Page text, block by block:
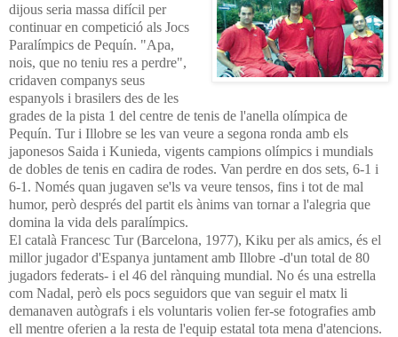
dijous seria massa difícil per
continuar en competició als Jocs
Paralímpics de Pequín. "Apa,
nois, que no teniu res a perdre",
cridaven companys seus
espanyols i brasilers des de les
grades de la pista 1 del centre de tenis de l'anella olímpica de
Pequín. Tur i Illobre se les van veure a segona ronda amb els
japonesos Saida i Kunieda, vigents campions olímpics i mundials
de dobles de tenis en cadira de rodes. Van perdre en dos sets, 6-1 i
6-1. Només quan jugaven se'ls va veure tensos, fins i tot de mal
humor, però després del partit els ànims van tornar a l'alegria que
domina la vida dels paralímpics.
El català Francesc Tur (Barcelona, 1977), Kiku per als amics, és el
millor jugador d'Espanya juntament amb Illobre -d'un total de 80
jugadors federats- i el 46 del rànquing mundial. No és una estrella
com Nadal, però els pocs seguidors que van seguir el matx li
demanaven autògrafs i els voluntaris volien fer-se fotografies amb
ell mentre oferien a la resta de l'equip estatal tota mena d'atencions.